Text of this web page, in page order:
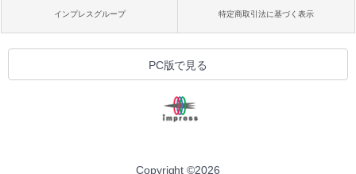
インプレスグループ 特定商取引法に基づく表示
PC版で見る
Copyright ©2026